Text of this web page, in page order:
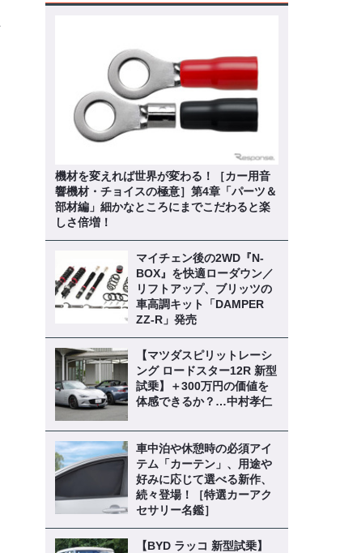
機材を変えれば世界が変わる！［カー用音
響機材・チョイスの極意］第4章「パーツ＆
部材編」細かなところにまでこだわると楽
しさ倍増！
マイチェン後の2WD『N-
BOX』を快適ローダウン／
リフトアップ、ブリッツの
車高調キット「DAMPER
ZZ-R」発売
【マツダスピリットレーシ
ング ロードスター12R 新型
試乗】＋300万円の価値を
体感できるか？…中村孝仁
車中泊や休憩時の必須アイ
テム「カーテン」、用途や
好みに応じて選べる新作、
続々登場！［特選カーアク
セサリー名鑑］
【BYD ラッコ 新型試乗】